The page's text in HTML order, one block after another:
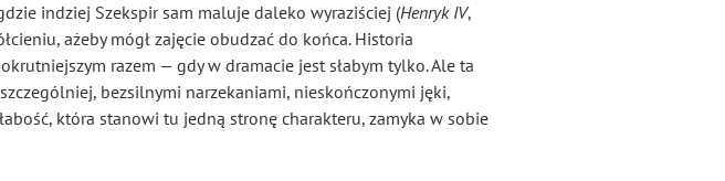
indziej Szekspir sam maluje daleko wyraziściej (Henryk IV,
ażeby mógł zajęcie obudzać do końca. Historia
razem — gdy w dramacie jest słabym tylko. Ale ta
bezsilnymi narzekaniami, nieskończonymi jęki,
która stanowi tu jedną stronę charakteru, zamyka w sobie